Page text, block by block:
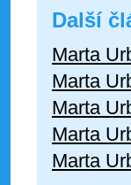
Další
Marta
Marta
Marta
Marta
Marta